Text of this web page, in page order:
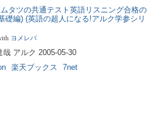
タツの共通テスト英語リスニング合格の
礎編) (英語の超人になる!アルク学参シリ
ヨメレバ
哉 アルク 2005-05-30
楽天ブックス 7net